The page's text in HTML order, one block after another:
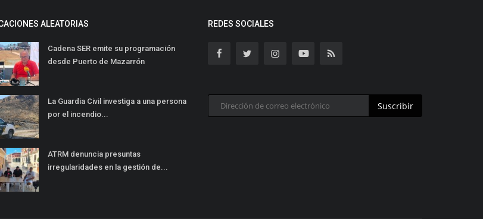
ALEATORIAS
Cadena SER emite su programación
desde Puerto de Mazarrón
La Guardia Civil investiga a una persona
por el incendio...
ATRM denuncia presuntas
irregularidades en la gestión de...
REDES SOCIALES
Suscribir